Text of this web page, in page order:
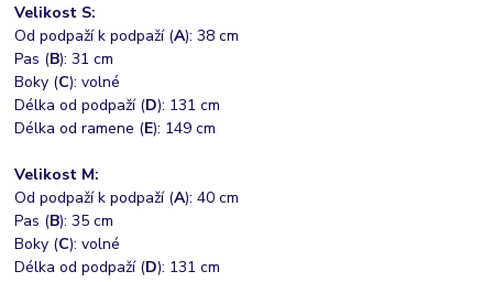
Velikost S:
Od podpaží k podpaží (A): 38 cm
Pas (B): 31 cm
Boky (C): volné
Délka od podpaží (D): 131 cm
Délka od ramene (E): 149 cm
Velikost M:
Od podpaží k podpaží (A): 40 cm
Pas (B): 35 cm
Boky (C): volné
Délka od podpaží (D): 131 cm